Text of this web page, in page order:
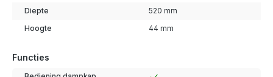
Diepte 520 mm
Hoogte 44 mm
Functies